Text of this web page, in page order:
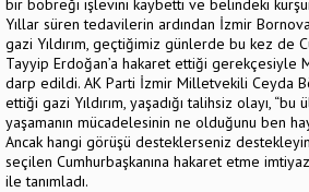
bir böbreği işlevini kaybetti ve belindeki
Yıllar süren tedavilerin ardından İzmir
gazi Yıldırım, geçtiğimiz günlerde bu kez de
Tayyip Erdoğan’a hakaret ettiği gerekçesiyle
darp edildi. AK Parti İzmir Milletvekili Ceyda
ettiği gazi Yıldırım, yaşadığı talihsiz olayı,
yaşamanın mücadelesinin ne olduğunu ben
Ancak hangi görüşü desteklerseniz
seçilen Cumhurbaşkanına hakaret etme
ile tanımladı.